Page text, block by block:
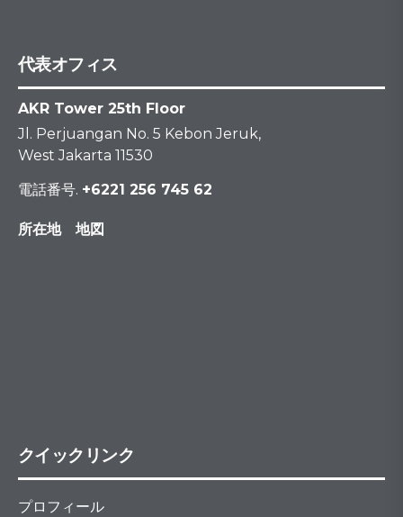
代表オフィス
AKR Tower 25th Floor
Jl. Perjuangan No. 5 Kebon Jeruk,
West Jakarta 11530
電話番号. +6221 256 745 62
所在地 地図
クイックリンク
プロフィール